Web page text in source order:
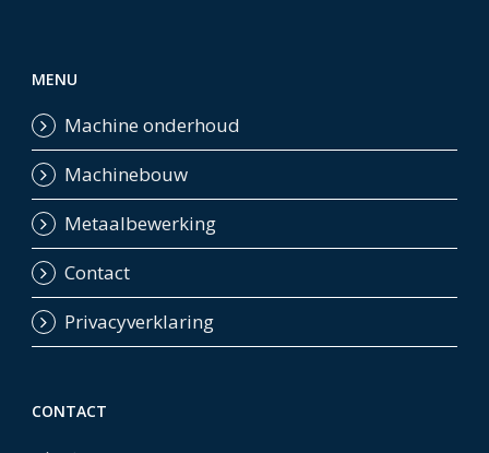
MENU
Machine onderhoud
Machinebouw
Metaalbewerking
Contact
Privacyverklaring
CONTACT